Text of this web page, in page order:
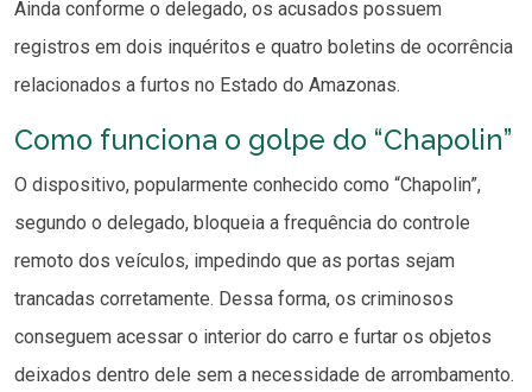
Ainda conforme o delegado, os acusados possuem
registros em dois inquéritos e quatro boletins de ocorrência
relacionados a furtos no Estado do Amazonas.
Como funciona o golpe do “Chapolin”
O dispositivo, popularmente conhecido como “Chapolin”,
segundo o delegado, bloqueia a frequência do controle
remoto dos veículos, impedindo que as portas sejam
trancadas corretamente. Dessa forma, os criminosos
conseguem acessar o interior do carro e furtar os objetos
deixados dentro dele sem a necessidade de arrombamento.